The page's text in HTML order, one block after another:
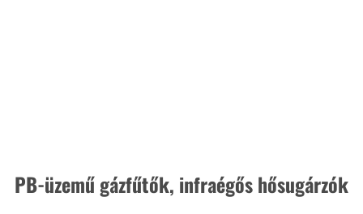
PB-üzemű gázfűtők, infraégős hősugárzók